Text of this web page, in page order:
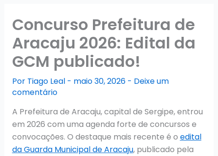
Concurso Prefeitura de
Aracaju 2026: Edital da
GCM publicado!
Por Tiago Leal - maio 30, 2026 - Deixe um
comentário
A Prefeitura de Aracaju, capital de Sergipe, entrou
em 2026 com uma agenda forte de concursos e
convocações. O destaque mais recente é o edital
da Guarda Municipal de Aracaju, publicado pela